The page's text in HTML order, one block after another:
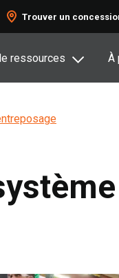
Trouver un
ressources À